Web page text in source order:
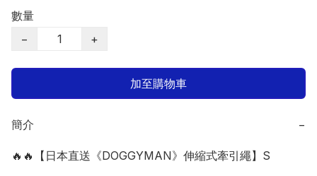
數量
−
+
加至購物車
簡介 −
🔥🔥【日本直送《DOGGYMAN》伸縮式牽引繩】S